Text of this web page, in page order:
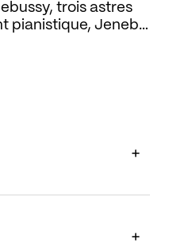
trois astres
pianistique, Jeneba
d’un nouvel
de genre ou